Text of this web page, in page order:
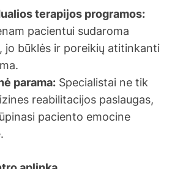
terapijos programos:
pacientui sudaroma
jo būklės ir poreikių atitinkanti
parama: Specialistai ne tik
reabilitacijos paslaugas,
paciento emocine